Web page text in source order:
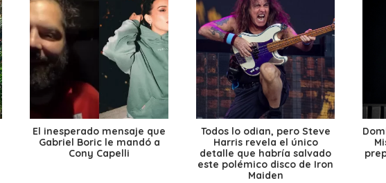
El inesperado mensaje que
Gabriel Boric le mandó a
Cony Capelli
Todos lo odian, pero Steve
Harris revela el único
detalle que habría salvado
este polémico disco de Iron
Maiden